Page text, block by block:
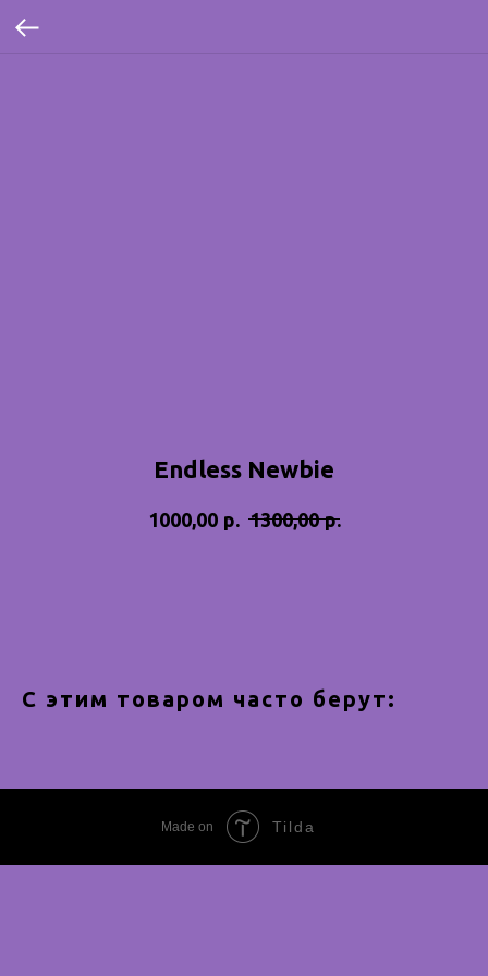
Endless Newbie
1000,00 р. 1300,00 р.
С этим товаром часто берут:
Made on Tilda